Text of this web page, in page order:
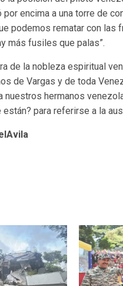
encima a una torre de
podemos rematar con las
más fusiles que palas”.
de la nobleza espiritual
de Vargas y de toda
nuestros hermanos
están? para referirse a la